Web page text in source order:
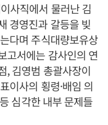
사직에서 물러난 김
경영진과 갈등을 빚
다며 주식대량보유상
고서에는 감사인의 연
, 김영범 총괄사장이
이사의 횡령·배임 의
심각한 내부 문제들